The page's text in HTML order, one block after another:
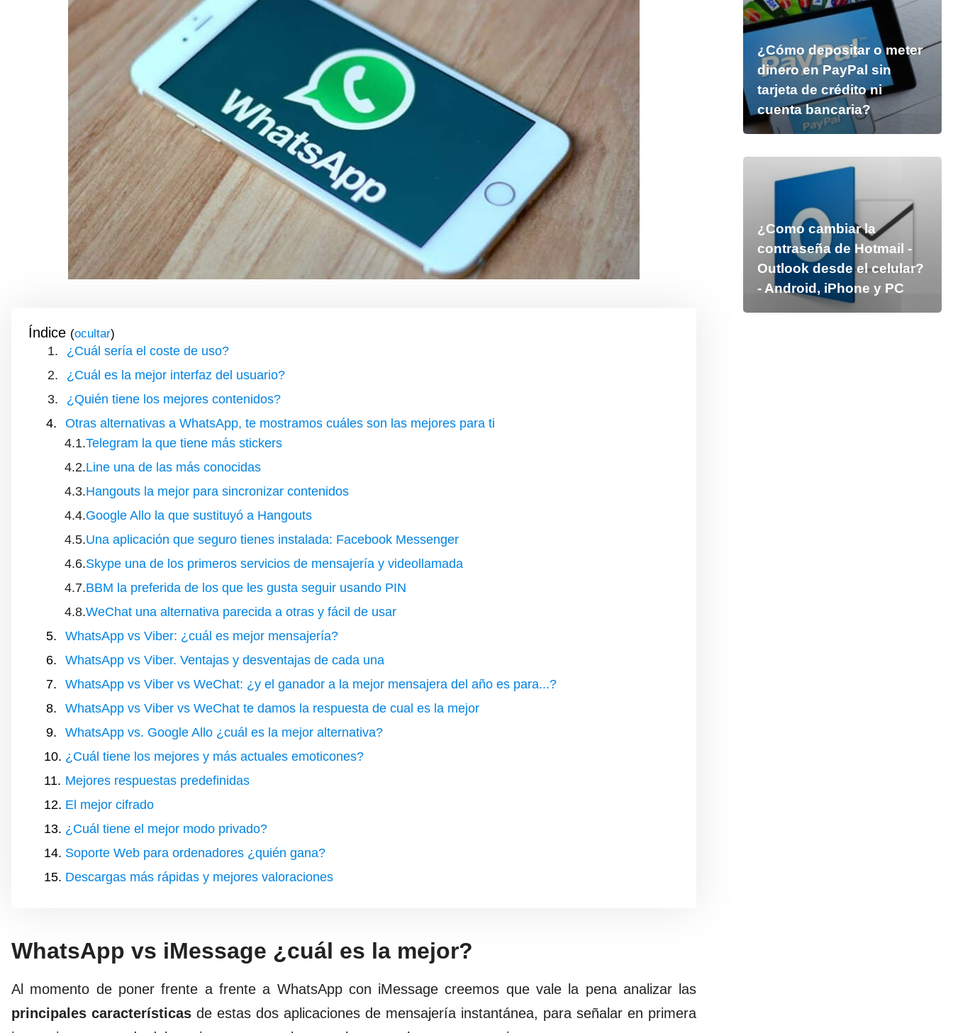
Índice ( )
¿Cuál sería el coste de uso?
¿Cuál es la mejor interfaz del usuario?
¿Quién tiene los mejores contenidos?
Otras alternativas a WhatsApp, te mostramos cuáles son las mejores para ti
Telegram la que tiene más stickers
Line una de las más conocidas
Hangouts la mejor para sincronizar contenidos
Google Allo la que sustituyó a Hangouts
Una aplicación que seguro tienes instalada: Facebook Messenger
Skype una de los primeros servicios de mensajería y videollamada
BBM la preferida de los que les gusta seguir usando PIN
WeChat una alternativa parecida a otras y fácil de usar
WhatsApp vs Viber: ¿cuál es mejor mensajería?
WhatsApp vs Viber. Ventajas y desventajas de cada una
WhatsApp vs Viber vs WeChat: ¿y el ganador a la mejor mensajera del año es para...?
WhatsApp vs Viber vs WeChat te damos la respuesta de cual es la mejor
WhatsApp vs. Google Allo ¿cuál es la mejor alternativa?
¿Cuál tiene los mejores y más actuales emoticones?
Mejores respuestas predefinidas
El mejor cifrado
¿Cuál tiene el mejor modo privado?
Soporte Web para ordenadores ¿quién gana?
Descargas más rápidas y mejores valoraciones
WhatsApp vs iMessage ¿cuál es la mejor?
Al momento de poner frente a frente a WhatsApp con iMessage creemos que vale la pena analizar las
principales características de estas dos aplicaciones de mensajería instantánea, para señalar en primera
¿Cómo depositar o meter
dinero en PayPal sin
tarjeta de crédito ni
cuenta bancaria?
¿Como cambiar la
contraseña de Hotmail -
Outlook desde el celular?
- Android, iPhone y PC